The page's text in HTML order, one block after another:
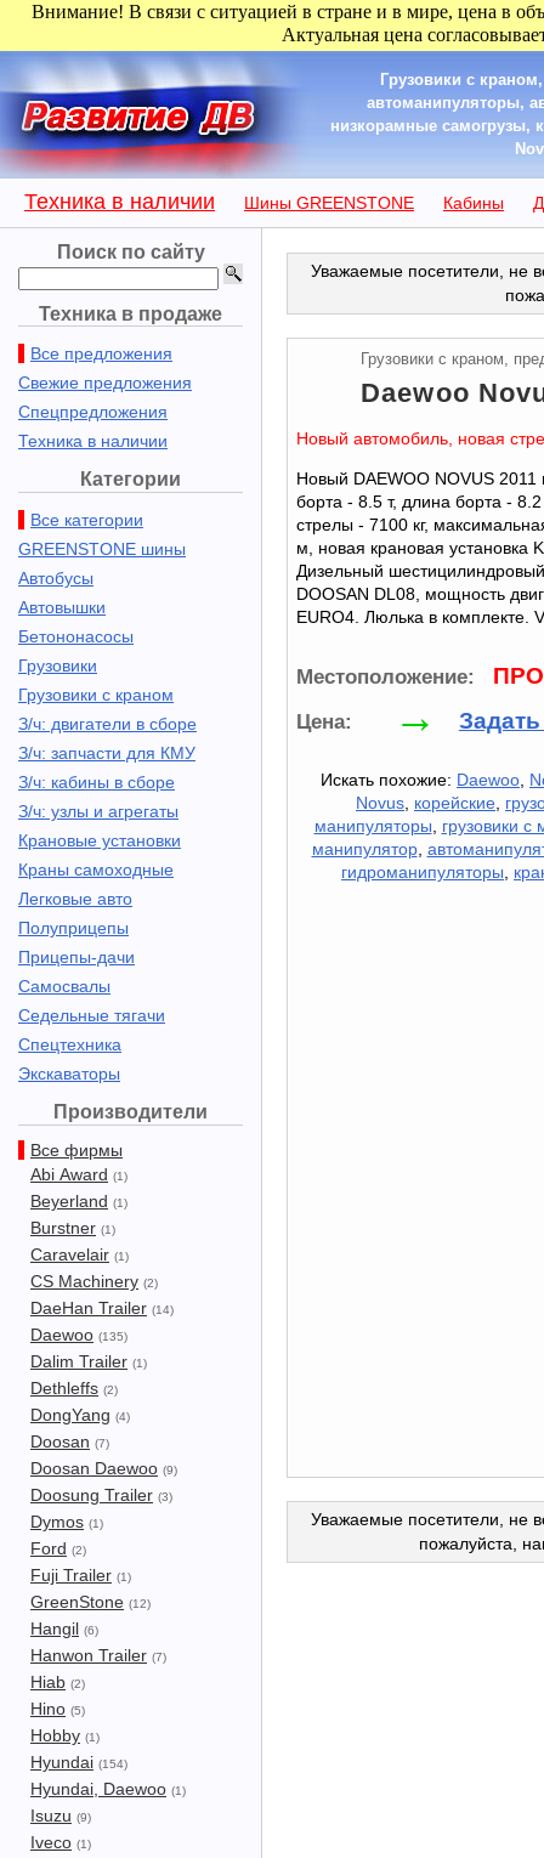
Внимание! В связи с ситуацией в стране и в мире, цена в
Актуальная цена
Грузовики с
автоманипуляторы,
низкорамные самогрузы,
Техника в наличии Шины GREENSTONE Кабины
Поиск по сайту
Техника в продаже
Все предложения
Свежие предложения
Спецпредложения
Техника в наличии
Категории
Все категории
GREENSTONE шины
Автобусы
Автовышки
Бетононасосы
Грузовики
Грузовики с краном
З/ч: двигатели в сборе
З/ч: запчасти для КМУ
З/ч: кабины в сборе
З/ч: узлы и агрегаты
Крановые установки
Краны самоходные
Легковые авто
Полуприцепы
Прицепы-дачи
Самосвалы
Седельные тягачи
Спецтехника
Экскаваторы
Производители
Все фирмы
Abi Award (1)
Beyerland (1)
Burstner (1)
Caravelair (1)
CS Machinery (2)
DaeHan Trailer (14)
Daewoo (135)
Dalim Trailer (1)
Dethleffs (2)
DongYang (4)
Doosan (7)
Doosan Daewoo (9)
Doosung Trailer (3)
Dymos (1)
Ford (2)
Fuji Trailer (1)
GreenStone (12)
Hangil (6)
Hanwon Trailer (7)
Hiab (2)
Hino (5)
Hobby (1)
Hyundai (154)
Hyundai, Daewoo (1)
Isuzu (9)
Iveco (1)
Уважаемые посетители, не
Грузовики с краном,
Daewoo
Новый автомобиль, новая
Новый DAEWOO NOVUS 2011
борта - 8.5 т, длина борта -
стрелы - 7100 кг,
м, новая крановая установка
Дизельный
DOOSAN DL08, мощность
EURO4. Люлька в комплекте.
Местоположение:
Цена: →
Искать похожие: Daewoo,
Novus, корейские,
манипуляторы, грузовики
манипулятор,
гидроманипуляторы,
Уважаемые посетители, не
пожалуйста,